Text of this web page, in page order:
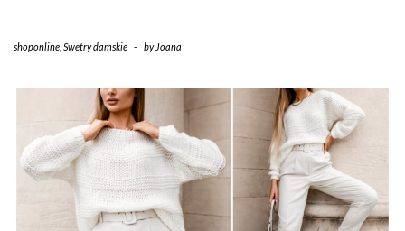
shoponline Swetry damskie - by Joana